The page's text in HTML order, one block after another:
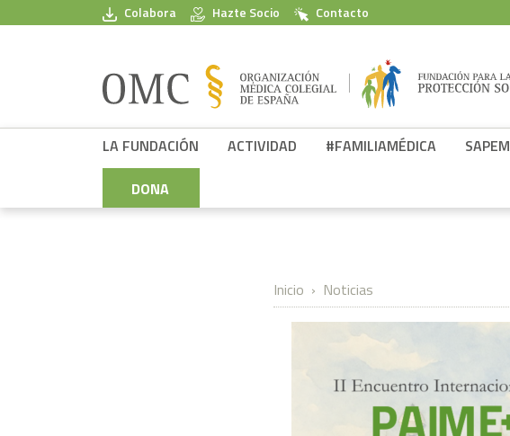
Pasar al contenido principal
Colabora Hazte Socio Contacto
LA FUNDACIÓN
ACTIVIDAD #FAMILIAMÉDICA SAPEM
DONA
Inicio Noticias